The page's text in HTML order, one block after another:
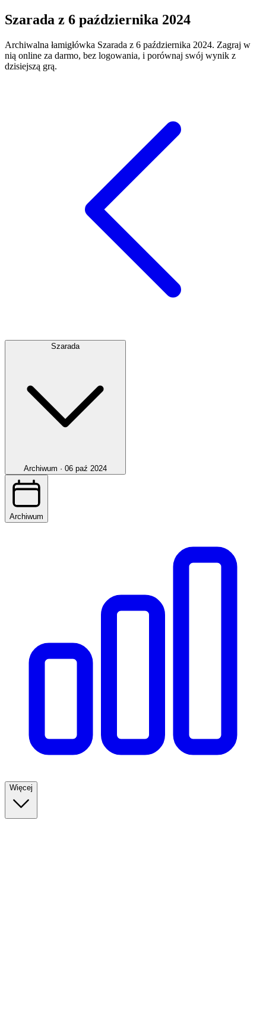
Szarada z 6 października 2024
Archiwalna łamigłówka Szarada z 6 października 2024. Zagraj w
nią online za darmo, bez logowania, i porównaj swój wynik z
dzisiejszą grą.
Szarada
Archiwum · 06 paź 2024
Archiwum
Więcej